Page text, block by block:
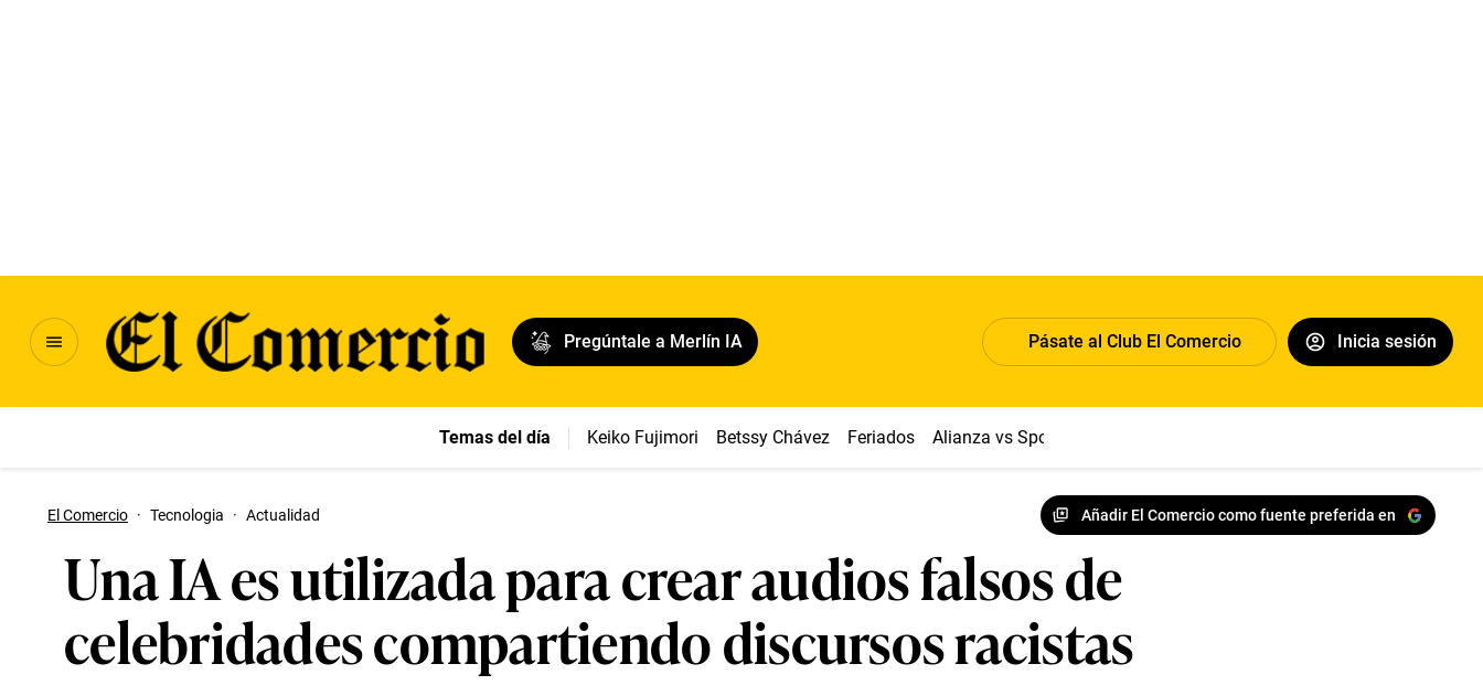
Pregúntale a Merlín IA Pásate al Club El Comercio Inicia sesión
Temas del día Keiko Fujimori Betssy Chávez Feriados Alianza vs Sport Boys
El Comercio · Tecnologia · Actualidad Añadir El Comercio como fuente preferida en
Una IA es utilizada para crear audios falsos de
celebridades compartiendo discursos racistas